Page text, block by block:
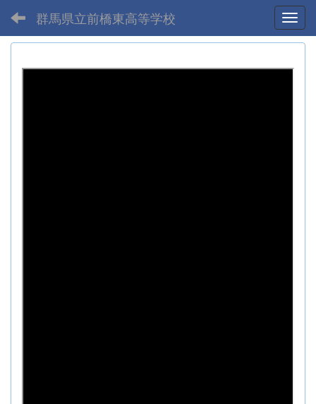
群馬県立前橋東高等学校